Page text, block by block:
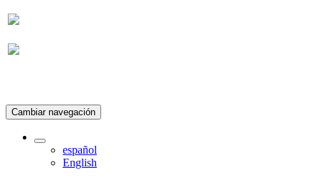
Cambiar navegación
español
English